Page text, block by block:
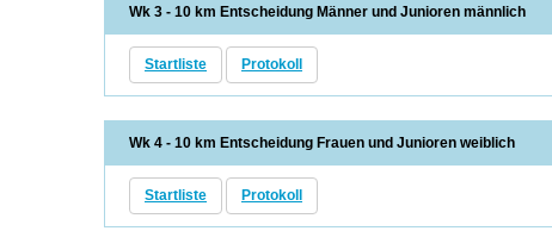
Wk 3 - 10 km Entscheidung Männer und Junioren männlich
Startliste Protokoll
Wk 4 - 10 km Entscheidung Frauen und Junioren weiblich
Startliste Protokoll